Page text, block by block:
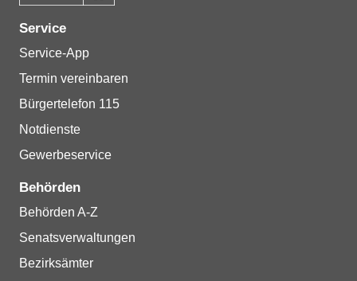
Service
Service-App
Termin vereinbaren
Bürgertelefon 115
Notdienste
Gewerbeservice
Behörden
Behörden A-Z
Senatsverwaltungen
Bezirksämter